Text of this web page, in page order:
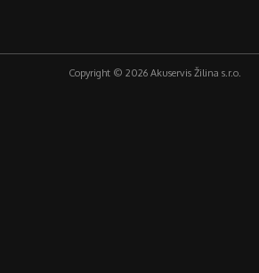
Copyright © 2026 Akuservis Žilina s.r.o.